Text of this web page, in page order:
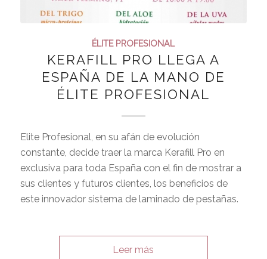
ÉLITE PROFESIONAL
KERAFILL PRO LLEGA A
ESPAÑA DE LA MANO DE
ÉLITE PROFESIONAL
Elite Profesional, en su afán de evolución
constante, decide traer la marca Kerafill Pro en
exclusiva para toda España con el fin de mostrar a
sus clientes y futuros clientes, los beneficios de
este innovador sistema de laminado de pestañas.
Leer más